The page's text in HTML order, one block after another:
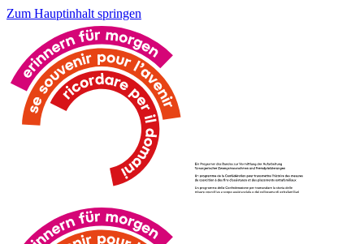
Zum Hauptinhalt springen